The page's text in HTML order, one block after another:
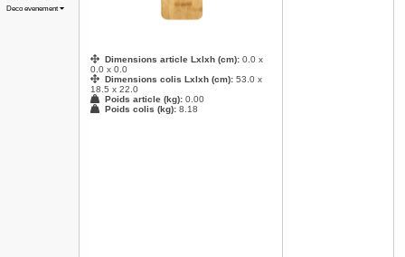
Deco evenement
Dimensions article Lxlxh (cm): 0.0 x
0.0 x 0.0
Dimensions colis Lxlxh (cm): 53.0 x
18.5 x 22.0
Poids article (kg): 0.00
Poids colis (kg): 8.18